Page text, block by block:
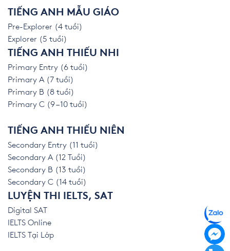
TIẾNG ANH MẪU GIÁO
Pre-Explorer (4 tuổi)
Explorer (5 tuổi)
TIẾNG ANH THIẾU NHI
Primary Entry (6 tuổi)
Primary A (7 tuổi)
Primary B (8 tuổi)
Primary C (9 – 10 tuổi)
TIẾNG ANH THIẾU NIÊN
Secondary Entry (11 tuổi)
Secondary A (12 Tuổi)
Secondary B (13 tuổi)
Secondary C (14 tuổi)
LUYỆN THI IELTS, SAT
Digital SAT
IELTS Online
IELTS Tại Lớp